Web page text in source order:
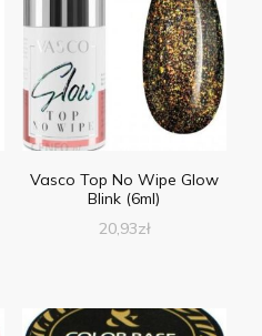
Vasco Top No Wipe Glow
Blink (6ml)
20,93zł